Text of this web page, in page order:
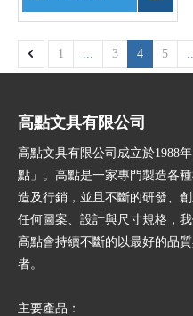
1 3 4 5
高點文具有限公司
高點文具有限公司成立於1988
點」。高點是一家專門製造各
造及行銷，並且不斷的研發、
任何圖案、設計與尺寸規格，
高點會持續不斷的以最好的品
者。
主要產品：